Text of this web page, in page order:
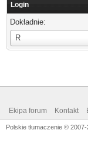
Login
Dokładnie:
R
Login
Ekipa forum Kontakt
Polskie tłumaczenie ©